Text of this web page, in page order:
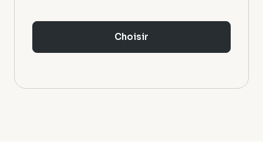
Choisir